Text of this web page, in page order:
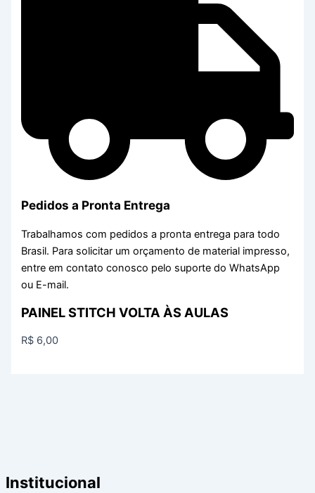
Pedidos a Pronta Entrega
Trabalhamos com pedidos a pronta entrega para todo
Brasil. Para solicitar um orçamento de material impresso,
entre em contato conosco pelo suporte do WhatsApp
ou E-mail.
PAINEL STITCH VOLTA ÀS AULAS
R$ 6,00
Institucional